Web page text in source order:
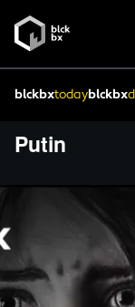
blckbxtodayblckbx
Putin